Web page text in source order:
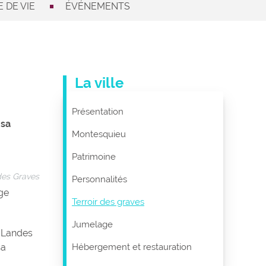
DE VIE ÉVÉNEMENTS
Graves
La ville
Présentation
Montesquieu
Patrimoine
Personnalités
Terroir des graves
Jumelage
Hébergement et restauration